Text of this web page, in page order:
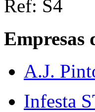
Ref: S4
Empresas
A.J.
Infesta